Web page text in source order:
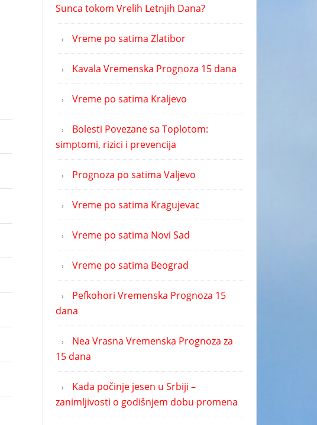
Sunca tokom Vrelih Letnjih Dana?
Vreme po satima Zlatibor
Kavala Vremenska Prognoza 15 dana
Vreme po satima Kraljevo
Bolesti Povezane sa Toplotom:
simptomi, rizici i prevencija
Prognoza po satima Valjevo
Vreme po satima Kragujevac
Vreme po satima Novi Sad
Vreme po satima Beograd
Pefkohori Vremenska Prognoza 15
dana
Nea Vrasna Vremenska Prognoza za
15 dana
Kada počinje jesen u Srbiji –
zanimljivosti o godišnjem dobu promena